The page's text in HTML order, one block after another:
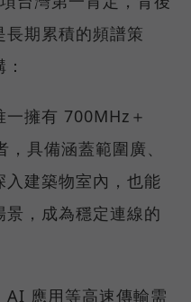
期累積的頻譜策
擁有 700MHz＋
具備涵蓋範圍廣、
入建築物室內，也能
，成為穩定連線的
AI 應用等高速傳輸需